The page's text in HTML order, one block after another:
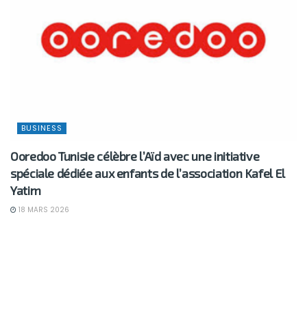
BUSINESS
Ooredoo Tunisie célèbre l’Aïd avec une initiative
spéciale dédiée aux enfants de l’association Kafel El
Yatim
18 MARS 2026